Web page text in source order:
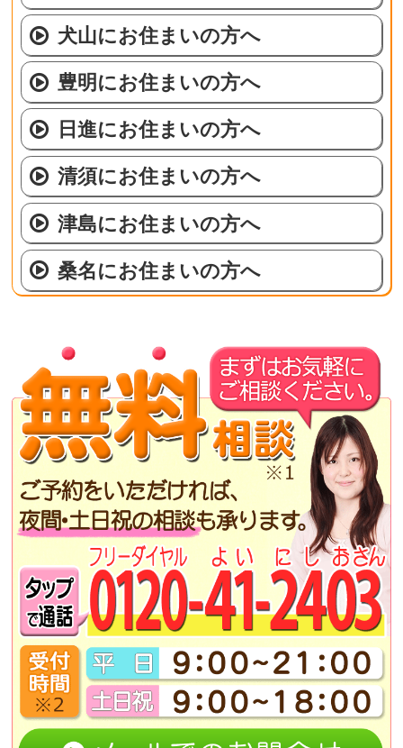
犬山にお住まいの方へ
豊明にお住まいの方へ
日進にお住まいの方へ
清須にお住まいの方へ
津島にお住まいの方へ
桑名にお住まいの方へ